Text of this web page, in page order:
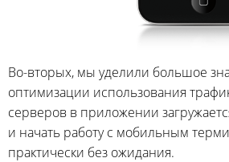
Во-вторых, мы уделили большое
оптимизации использования
серверов в приложении
и начать работу с мобильным
практически без ожидания.